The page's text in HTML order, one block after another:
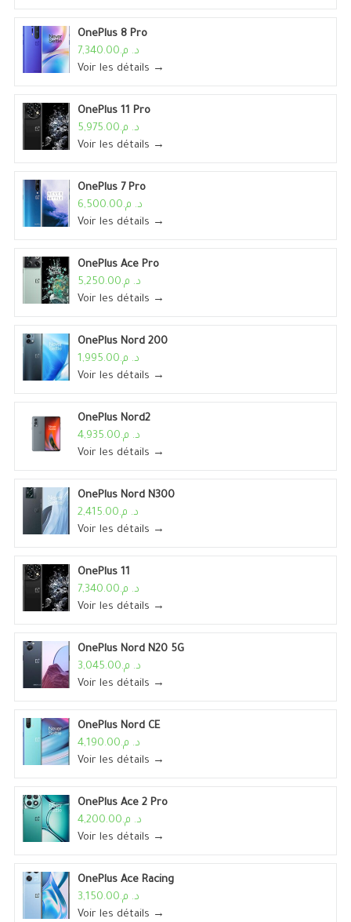
OnePlus 8 Pro
د. م.7,340.00
Voir les détails →
OnePlus 11 Pro
د. م.5,975.00
Voir les détails →
OnePlus 7 Pro
د. م.6,500.00
Voir les détails →
OnePlus Ace Pro
د. م.5,250.00
Voir les détails →
OnePlus Nord 200
د. م.1,995.00
Voir les détails →
OnePlus Nord2
د. م.4,935.00
Voir les détails →
OnePlus Nord N300
د. م.2,415.00
Voir les détails →
OnePlus 11
د. م.7,340.00
Voir les détails →
OnePlus Nord N20 5G
د. م.3,045.00
Voir les détails →
OnePlus Nord CE
د. م.4,190.00
Voir les détails →
OnePlus Ace 2 Pro
د. م.4,200.00
Voir les détails →
OnePlus Ace Racing
د. م.3,150.00
Voir les détails →